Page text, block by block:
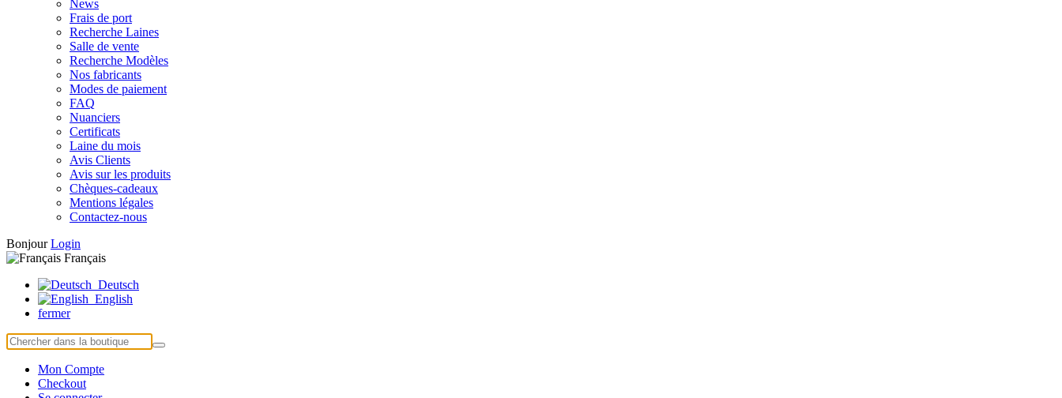
News
Frais de port
Recherche Laines
Salle de vente
Recherche Modèles
Nos fabricants
Modes de paiement
FAQ
Nuanciers
Certificats
Laine du mois
Avis Clients
Avis sur les produits
Chèques-cadeaux
Mentions légales
Contactez-nous
Bonjour Login
Français
Deutsch
English
fermer
Mon Compte
Checkout